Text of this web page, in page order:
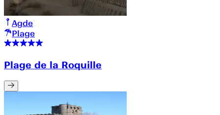
Agde
Plage
Plage de la Roquille